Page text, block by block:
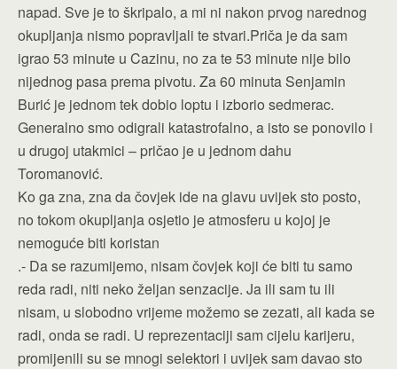
napad. Sve je to škripalo, a mi ni nakon prvog narednog
okupljanja nismo popravljali te stvari.Priča je da sam
igrao 53 minute u Cazinu, no za te 53 minute nije bilo
nijednog pasa prema pivotu. Za 60 minuta Senjamin
Burić je jednom tek dobio loptu i izborio sedmerac.
Generalno smo odigrali katastrofalno, a isto se ponovilo i
u drugoj utakmici – pričao je u jednom dahu
Toromanović.
Ko ga zna, zna da čovjek ide na glavu uvijek sto posto,
no tokom okupljanja osjetio je atmosferu u kojoj je
nemoguće biti koristan
.- Da se razumijemo, nisam čovjek koji će biti tu samo
reda radi, niti neko željan senzacije. Ja ili sam tu ili
nisam, u slobodno vrijeme možemo se zezati, ali kada se
radi, onda se radi. U reprezentaciji sam cijelu karijeru,
promijenili su se mnogi selektori i uvijek sam davao sto